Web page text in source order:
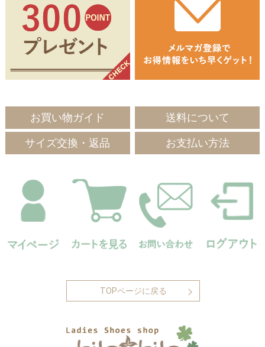
お買い物ガイド 送料について
サイズ交換・返品 お支払い方法
TOPページに戻る